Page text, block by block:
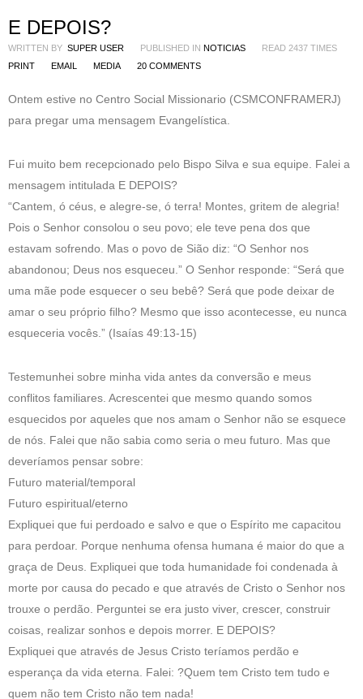
E DEPOIS?
WRITTEN BY SUPER USER PUBLISHED IN NOTICIAS
READ 2437 TIMES
PRINT
EMAIL MEDIA 20 COMMENTS
Ontem estive no Centro Social Missionario (CSMCONFRAMERJ)
para pregar uma mensagem Evangelística.
Fui muito bem recepcionado pelo Bispo Silva e sua equipe. Falei a
mensagem intitulada E DEPOIS?
“Cantem, ó céus, e alegre-se, ó terra! Montes, gritem de alegria!
Pois o Senhor consolou o seu povo; ele teve pena dos que
estavam sofrendo. Mas o povo de Sião diz: “O Senhor nos
abandonou; Deus nos esqueceu.” O Senhor responde: “Será que
uma mãe pode esquecer o seu bebê? Será que pode deixar de
amar o seu próprio filho? Mesmo que isso acontecesse, eu nunca
esqueceria vocês.” (Isaías‬ ‭49:13-15‬)
Testemunhei sobre minha vida antes da conversão e meus
conflitos familiares. Acrescentei que mesmo quando somos
esquecidos por aqueles que nos amam o Senhor não se esquece
de nós. Falei que não sabia como seria o meu futuro. Mas que
deveríamos pensar sobre:
Futuro material/temporal
Futuro espiritual/eterno
Expliquei que fui perdoado e salvo e que o Espírito me capacitou
para perdoar. Porque nenhuma ofensa humana é maior do que a
graça de Deus. Expliquei que toda humanidade foi condenada à
morte por causa do pecado e que através de Cristo o Senhor nos
trouxe o perdão. Perguntei se era justo viver, crescer, construir
coisas, realizar sonhos e depois morrer. E DEPOIS?
Expliquei que através de Jesus Cristo teríamos perdão e
esperança da vida eterna. Falei: ?Quem tem Cristo tem tudo e
quem não tem Cristo não tem nada!